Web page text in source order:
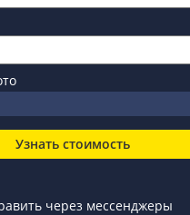
Узнать стоимость
через мессенджеры